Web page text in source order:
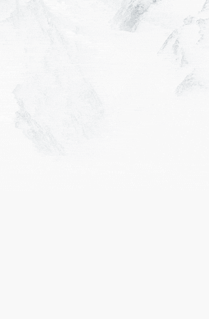
Dolomites Val Gardena/​Gröden